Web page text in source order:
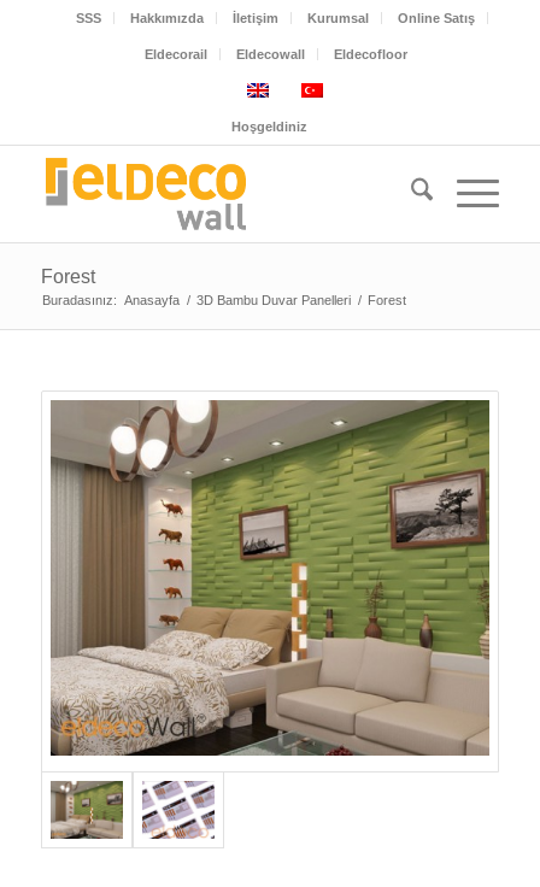
SSS Hakkımızda İletişim Kurumsal Online Satış
Eldecorail Eldecowall Eldecofloor
Hoşgeldiniz
Forest
Buradasınız: Anasayfa / 3D Bambu Duvar Panelleri / Forest